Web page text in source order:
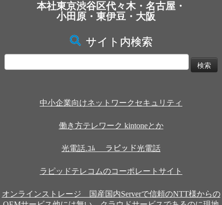
本社東京渋谷区代々木・名古屋・
小田原・東伊豆・大阪
サイト内検索
索:
中小企業向けネットワークセキュリティ
働き方テレワーク kintoneとか
光電話.ｺﾑ ラピッド光電話
ラピッドテレコムのコーポレートサイト
オンラインストレージ 国産国内Serverで信頼のNTT様からの